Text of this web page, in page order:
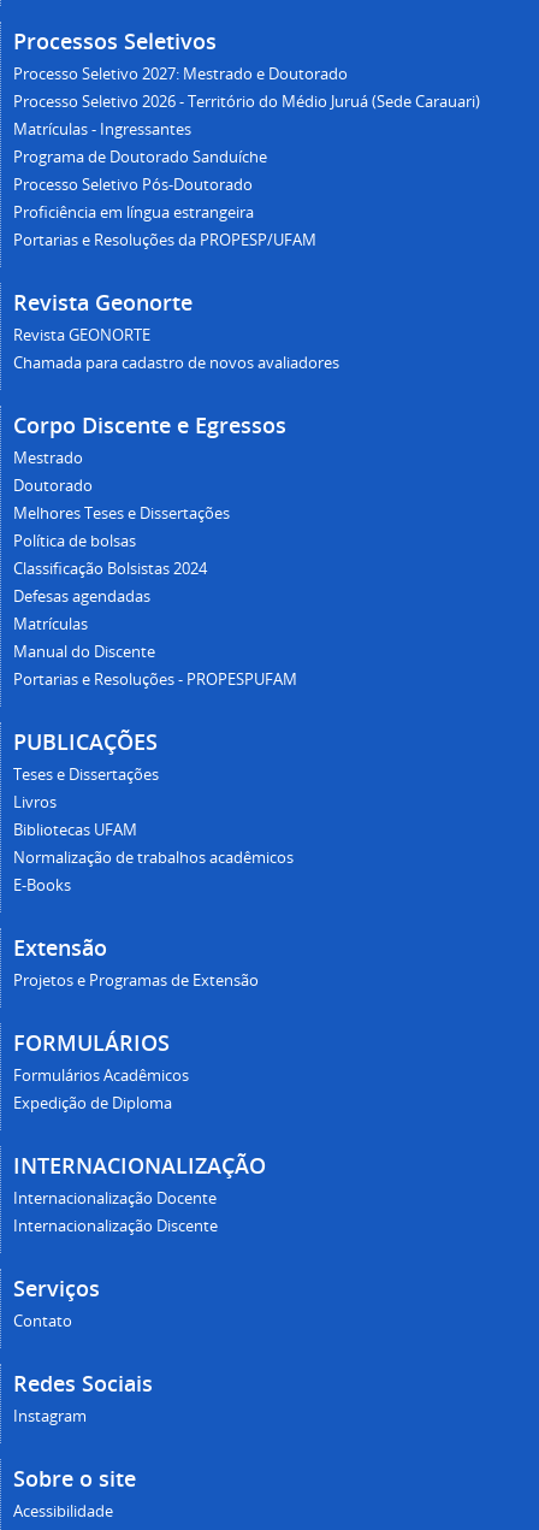
Processos Seletivos
Processo Seletivo 2027: Mestrado e Doutorado
Processo Seletivo 2026 - Território do Médio Juruá (Sede Carauari)
Matrículas - Ingressantes
Programa de Doutorado Sanduíche
Processo Seletivo Pós-Doutorado
Proficiência em língua estrangeira
Portarias e Resoluções da PROPESP/UFAM
Revista Geonorte
Revista GEONORTE
Chamada para cadastro de novos avaliadores
Corpo Discente e Egressos
Mestrado
Doutorado
Melhores Teses e Dissertações
Política de bolsas
Classificação Bolsistas 2024
Defesas agendadas
Matrículas
Manual do Discente
Portarias e Resoluções - PROPESPUFAM
PUBLICAÇÕES
Teses e Dissertações
Livros
Bibliotecas UFAM
Normalização de trabalhos acadêmicos
E-Books
Extensão
Projetos e Programas de Extensão
FORMULÁRIOS
Formulários Acadêmicos
Expedição de Diploma
INTERNACIONALIZAÇÃO
Internacionalização Docente
Internacionalização Discente
Serviços
Contato
Redes Sociais
Instagram
Sobre o site
Acessibilidade